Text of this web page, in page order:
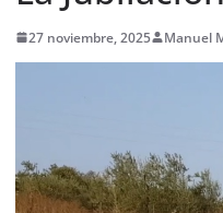
27 noviembre, 2025 Manuel